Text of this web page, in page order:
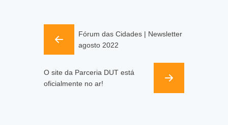
Fórum das Cidades | Newsletter
agosto 2022
O site da Parceria DUT está
oficialmente no ar!